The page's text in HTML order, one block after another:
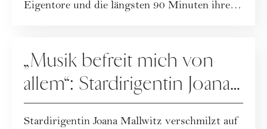
Eigentore und die längsten 90 Minuten ihres
„Musik befreit mich von
allem“: Stardirigentin Joana
Mallwitz im Interview
Stardirigentin Joana Mallwitz verschmilzt auf